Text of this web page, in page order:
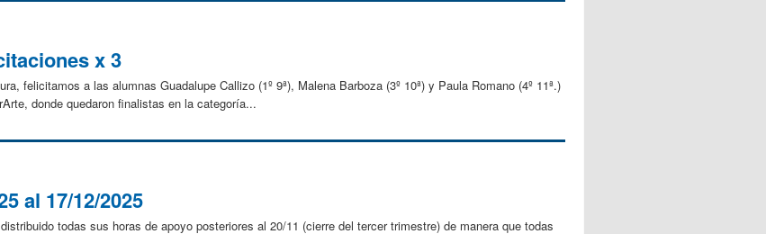
x 3
felicitamos a las alumnas Guadalupe Callizo (1º 9ª), Malena Barboza (3º 10ª) y Paula Romano (4º 11ª.)
donde quedaron finalistas en la categoría...
al 17/12/2025
todas sus horas de apoyo posteriores al 20/11 (cierre del tercer trimestre) de manera que todas